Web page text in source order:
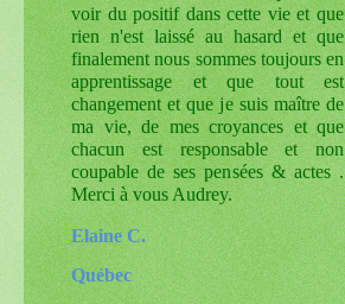
voir du positif dans cette vie et que
rien n'est laissé au hasard et que
finalement nous sommes toujours en
apprentissage et que tout est
changement et que je suis maître de
ma vie, de mes croyances et que
chacun est responsable et non
coupable de ses pensées & actes .
Merci à vous Audrey.
Elaine C.
Québec